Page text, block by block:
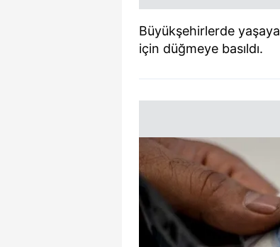
Büyükşehirlerde
için düğmeye basıldı.